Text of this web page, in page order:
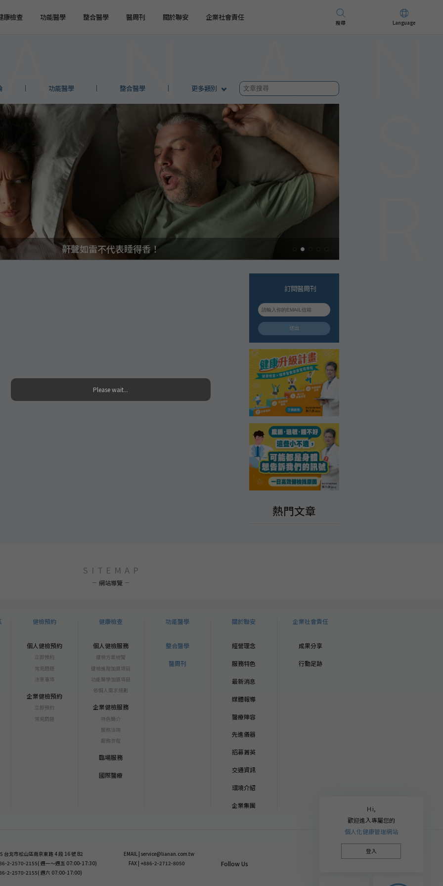
康檢查 功能醫學 整合醫學 醫周刊 關於聯安
環境介紹
企業社會責任
搜尋 Language
更多類別
功能醫學 整合醫學
鼾聲如雷不代表睡得香！
訂閱醫周刊
送出
熱門文章
SITEMAP
網站導覽
健檢預約
個人健檢預約
立即預約
常見問題
注意事項
企業健檢預約
立即預約
常見問題
健康檢查
個人健檢服務
健檢方案總覽
健檢進階加選項目
功能醫學加選項目
依個人需求規劃
企業健檢服務
特色簡介
服務洽詢
服務流程
臨場服務
國際醫療
功能醫學
整合醫學
醫周刊
關於聯安
經營理念
服務特色
最新消息
媒體報導
醫療陣容
先進儀器
招募菁英
交通資訊
環境介紹
企業集團
企業社會責任
成果分享
行動足跡
台北市松山區南京東路 4 段 16 號 B2
2-2570-2155( 週一～週五 07:00-17:30)
2-2570-2155( 週六 07:00-17:00)
EMAIL | service@lianan.com.tw
FAX | +886-2-2712-8050
Follow Us
Ｈi,
歡迎進入專屬您的
個人化健康管理網站
登入
Please wait...